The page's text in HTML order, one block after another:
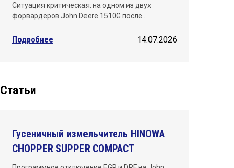
Ситуация критическая: на одном из двух
форвардеров John Deere 1510G после…
Подробнее 14.07.2026
Статьи
Гусеничный измельчитель HINOWA
CHOPPER SUPPER COMPACT